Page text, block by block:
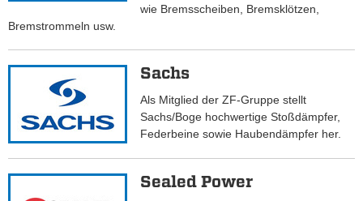
wie Bremsscheiben, Bremsklötzen,
Bremstrommeln usw.
Sachs
Als Mitglied der ZF-Gruppe stellt
Sachs/Boge hochwertige Stoßdämpfer,
Federbeine sowie Haubendämpfer her.
Sealed Power